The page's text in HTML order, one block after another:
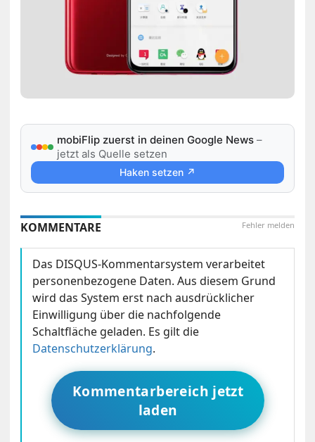
mobiFlip zuerst in deinen Google News –
jetzt als Quelle setzen
Haken setzen ↗
Fehler melden
KOMMENTARE
Das DISQUS-Kommentarsystem verarbeitet
personenbezogene Daten. Aus diesem Grund
wird das System erst nach ausdrücklicher
Einwilligung über die nachfolgende
Schaltfläche geladen. Es gilt die
Datenschutzerklärung.
Kommentarbereich jetzt
laden